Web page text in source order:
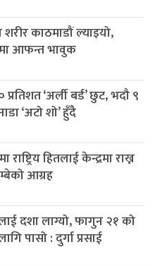
काठमाडौं ल्याइयो,
आफन्त भावुक
‘अर्ली बर्ड’ छुट, भदौ ९
‘अटो शो’ हुँदै
हितलाई केन्द्रमा राख्न
आग्रह
दशा लाग्यो, फागुन २१ को
पासो : दुर्गा प्रसाई